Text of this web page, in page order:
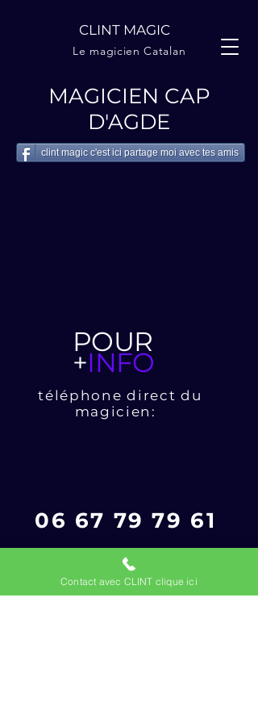
Le magicien Catalan
CLINT MAGIC
MAGICIEN CAP
D'AGDE
clint magic c'est ici partage moi avec tes amis
POUR
+INFO
téléphone direct du
magicien:
06 67 79 79 61
POUR
+INFO
Contact avec CLINT clique ici